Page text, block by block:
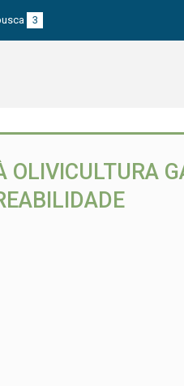
3
OLIVICULTURA